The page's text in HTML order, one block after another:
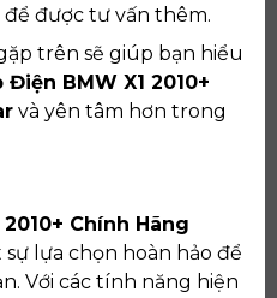
để được tư vấn thêm.
trên sẽ giúp bạn hiểu
Điện BMW X1 2010+
và yên tâm hơn trong
Chính Hãng
sự lựa chọn hoàn hảo để
Với các tính năng hiện